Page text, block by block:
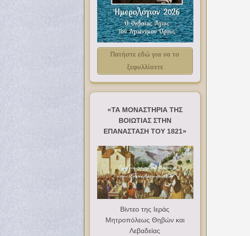
Πατήστε εδώ για να το
ξεφυλλίσετε
«ΤΑ ΜΟΝΑΣΤΗΡΙΑ ΤΗΣ
ΒΟΙΩΤΙΑΣ ΣΤΗΝ
ΕΠΑΝΑΣΤΑΣΗ ΤΟΥ 1821»
Βίντεο της Ιεράς
Μητροπόλεως Θηβών και
Λεβαδείας